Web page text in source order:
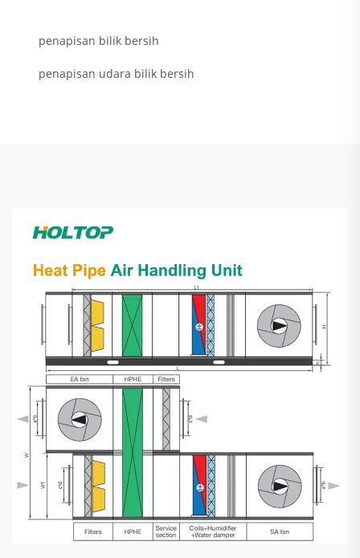
penapisan bilik bersih
penapisan udara bilik bersih